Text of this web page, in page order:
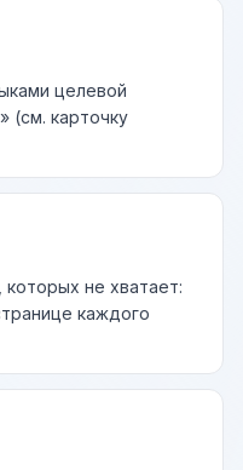
целевой
(см. карточку
не хватает:
каждого